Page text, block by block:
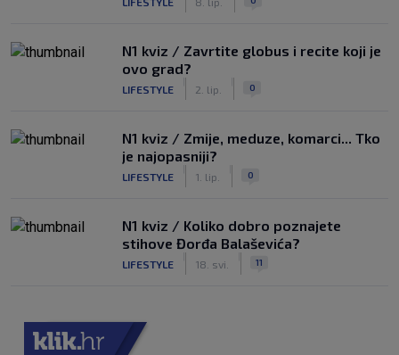
N1 kviz / Zavrtite globus i recite koji je
ovo grad?
LIFESTYLE 2. lip. 0
N1 kviz / Zmije, meduze, komarci... Tko
je najopasniji?
LIFESTYLE 1. lip. 0
N1 kviz / Koliko dobro poznajete
stihove Đorđa Balaševića?
LIFESTYLE 18. svi. 11